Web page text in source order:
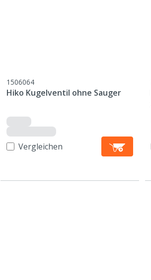
1506064
Hiko Kugelventil ohne Sauger
Vergleichen